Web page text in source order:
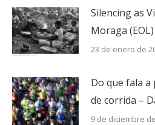
Silencing as
Moraga (EOL)
23 de enero de
Do que fala a
de corrida –
9 de diciembre